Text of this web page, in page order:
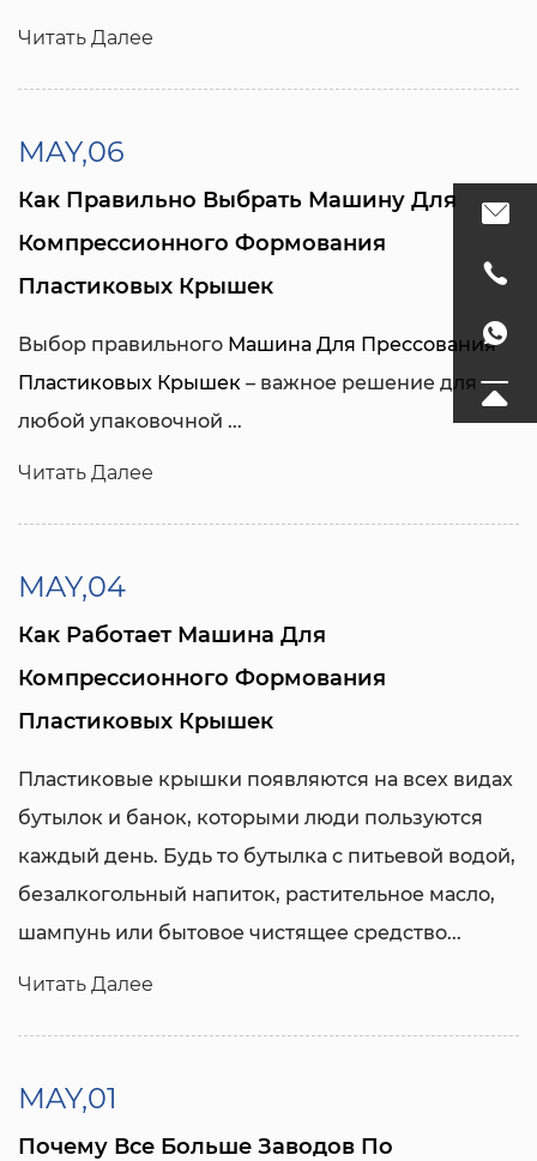
Читать Далее
MAY,06
Как Правильно Выбрать Машину Для
Компрессионного Формования
Пластиковых Крышек
Выбор правильного Машина Для Прессования
Пластиковых Крышек – важное решение для
любой упаковочной ...
Читать Далее
MAY,04
Как Работает Машина Для
Компрессионного Формования
Пластиковых Крышек
Пластиковые крышки появляются на всех видах
бутылок и банок, которыми люди пользуются
каждый день. Будь то бутылка с питьевой водой,
безалкогольный напиток, растительное масло,
шампунь или бытовое чистящее средство...
Читать Далее
MAY,01
Почему Все Больше Заводов По